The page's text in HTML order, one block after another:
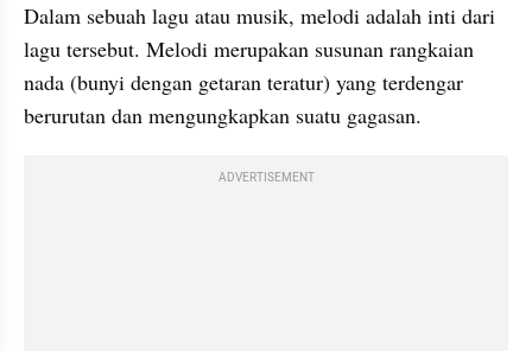
Dalam sebuah lagu atau musik, melodi adalah inti dari
lagu tersebut. Melodi merupakan susunan rangkaian
nada (bunyi dengan getaran teratur) yang terdengar
berurutan dan mengungkapkan suatu gagasan.
ADVERTISEMENT